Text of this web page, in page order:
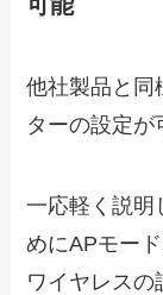
他社製品と同
ターの設定が
一応軽く説明
めにAPモー
ワイヤレスの